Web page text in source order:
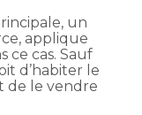
un
applique
ce cas. Sauf
d’habiter le
de le vendre